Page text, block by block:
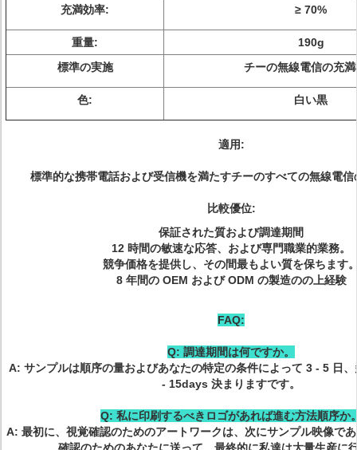
充満効率: ≥ 70%
重量:
190g
標準の実施
チーの無線電信の充
色: 白い黒
適用:
標準的な携帯電話および受信機を満たすチーのすべての無線電
比較優位:
保証された質および調達期間
12 時間の敏速な応答、および専門職業的業務。
競争価格を提供し、その間最もよい質を保ちます
8 年間の OEM および ODM の製造のの上経験
FAQ:
Q: 調達期間は何ですか。
A: サンプルは順序の量およびあなたの特定の条件によって 3 - 5 日
- 15days 決まりますです。
Q: 私に印刷するべきロゴがあれば進む方法順序か
A: 最初に、視覚確認のためのアートワークは、次にサンプル映像で